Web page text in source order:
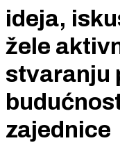
ideja,
žele
stvaranju
zajednice